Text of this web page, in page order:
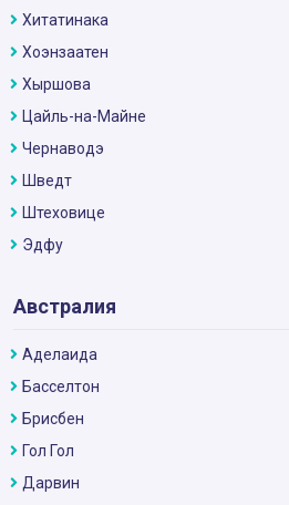
Хитатинака
Хоэнзаатен
Хыршова
Цайль-на-Майне
Чернаводэ
Шведт
Штеховице
Эдфу
Австралия
Аделаида
Басселтон
Брисбен
Гол Гол
Дарвин